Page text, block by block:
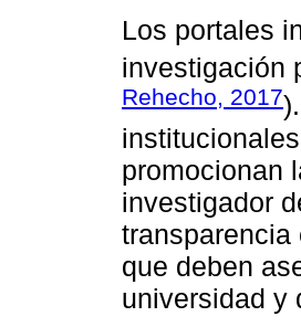
Los portales
investigación
Rehecho, 2017
promocionan
investigador
que deben
universidad y